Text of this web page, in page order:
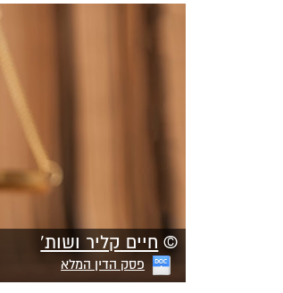
© חיים קליר ושות'
פסק הדין המלא